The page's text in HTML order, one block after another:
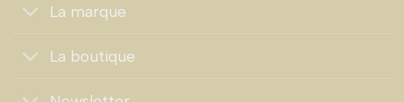
La marque
La boutique